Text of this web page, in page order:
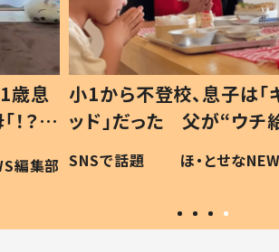
歳息
？」
編集部
小1から不登校、息子は「
ッド」だった 父が“ウチ
作り続ける理由とは #令
#令和の子
SNSで話題 ほ・とせな